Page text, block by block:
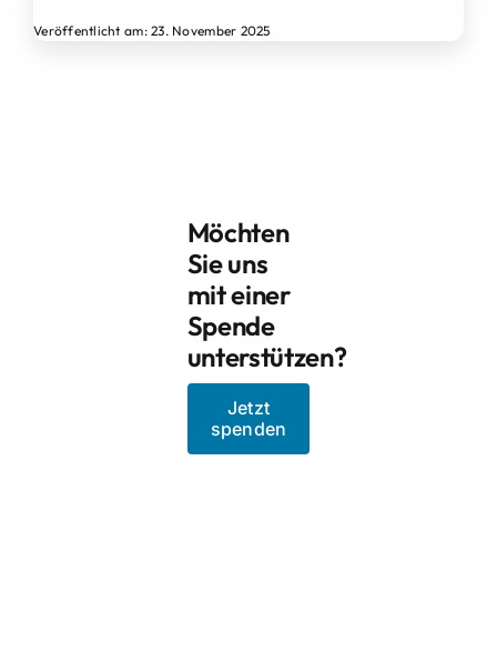
Veröffentlicht am: 23. November 2025
Möchten
Sie uns
mit einer
Spende
unterstützen?
Jetzt
spenden